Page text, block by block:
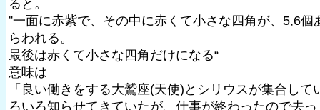
ると。
”一面に赤紫で、その中に赤くて小さな四角が、5,6個
らわれる。
最後は赤くて小さな四角だけになる“
意味は
「良い働きをする大鷲座(天使)とシリウスが集合して
ろいろ知らせてきていたが、仕事が終わったので去っ